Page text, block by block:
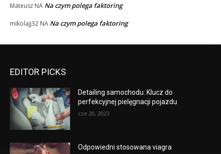
Mateusz NA Na czym polega faktoring
mikolajj32 NA Na czym polega faktoring
EDITOR PICKS
Detailing samochodu: Klucz do
perfekcyjnej pielęgnacji pojazdu
cze 20, 2023
Odpowiedni stosowana viagra